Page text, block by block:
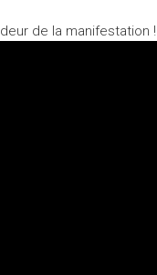
de la manifestation !